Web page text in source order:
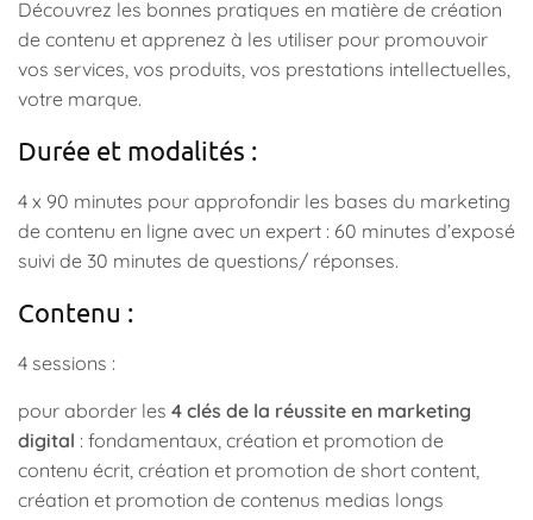
Découvrez les bonnes pratiques en matière de création
de contenu et apprenez à les utiliser pour promouvoir
vos services, vos produits, vos prestations intellectuelles,
votre marque.
Durée et modalités :
4 x 90 minutes pour approfondir les bases du marketing
de contenu en ligne avec un expert : 60 minutes d’exposé
suivi de 30 minutes de questions/ réponses.
Contenu :
4 sessions :
pour aborder les 4 clés de la réussite en marketing
digital : fondamentaux, création et promotion de
contenu écrit, création et promotion de short content,
création et promotion de contenus medias longs